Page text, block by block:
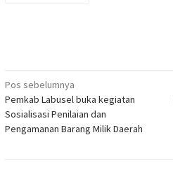
Navigasi
pos
Pos sebelumnya
Pemkab Labusel buka kegiatan
Sosialisasi Penilaian dan
Pengamanan Barang Milik Daerah